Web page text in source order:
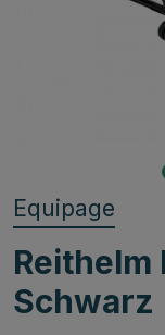
Equipage
Reithelm
Schwarz